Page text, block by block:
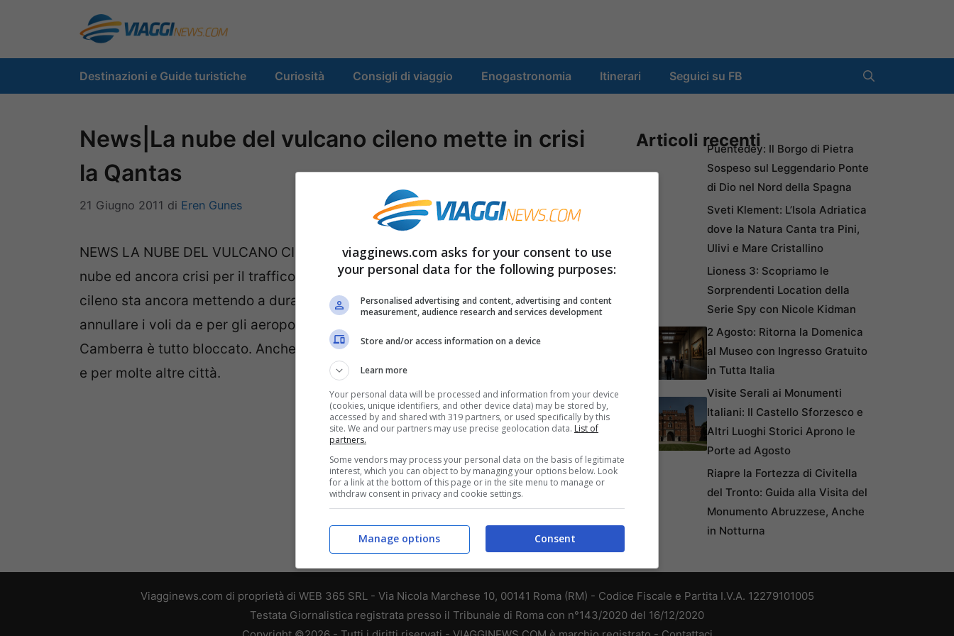
contenuto
Destinazioni e Guide turistiche Curiosità Consigli di viaggio Enogastronomia Itinerari Seguici su FB
News|La nube del vulcano cileno mette in crisi
la Qantas
21 Giugno 2011 di Eren Gunes
NEWS LA NUBE DEL VULCANO CILENO METTE IN CRISI LA QANTAS\Roma-Ancora
nube ed ancora crisi per il traffico aereo australiano; la nube di cenere del vulcano
cileno sta ancora mettendo a dura prova la Qantas che si è vista costretta ad
annullare i voli da e per gli aeroporti della nazione. Da Sydney a Melbourne e
Camberra è tutto bloccato. Anche Virgin Austrlia sta cancellando voli per Sydney
e per molte altre città.
Articoli recentiPuentedey: Il Borgo di Pietra
Sospeso sul Leggendario Ponte
di Dio nel Nord della Spagna
Sveti Klement: L’Isola Adriatica
dove la Natura Canta tra Pini,
Ulivi e Mare Cristallino
Lioness 3: Scopriamo le
Sorprendenti Location della
Serie Spy con Nicole Kidman
2 Agosto: Ritorna la Domenica
al Museo con Ingresso Gratuito
in Tutta Italia
Visite Serali ai Monumenti
Italiani: Il Castello Sforzesco e
Altri Luoghi Storici Aprono le
Porte ad Agosto
Riapre la Fortezza di Civitella
del Tronto: Guida alla Visita del
Monumento Abruzzese, Anche
in Notturna
Viagginews.com di proprietà di WEB 365 SRL - Via Nicola Marchese 10, 00141 Roma (RM) - Codice Fiscale e Partita I.V.A. 12279101005
Testata Giornalistica registrata presso il Tribunale di Roma con n°143/2020 del 16/12/2020
viagginews.com asks for your consent to use
your personal data for the following purposes:
Personalised advertising and content, advertising and content
measurement, audience research and services development
Store and/or access information on a device
Learn more
Your personal data will be processed and information from your device
(cookies, unique identifiers, and other device data) may be stored by,
accessed by and shared with 319 partners, or used specifically by this
site. We and our partners may use precise geolocation data. List of
partners.
Some vendors may process your personal data on the basis of legitimate
interest, which you can object to by managing your options below. Look
for a link at the bottom of this page or in the site menu to manage or
withdraw consent in privacy and cookie settings.
Consent
Manage options